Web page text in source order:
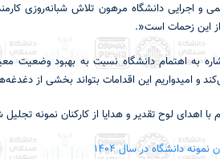
و اجرایی دانشگاه مرهون تلاش شبانه‌روزی
این زحمات است.»
به اهتمام دانشگاه نسبت به بهبود وضعیت
و امیدواریم این اقدامات بتواند بخشی از
با اهدای لوح تقدیر و هدایا از کارکنان نمونه
نمونه دانشگاه در سال 1404